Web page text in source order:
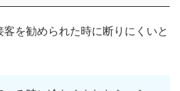
を勧められた時に断りにくいと